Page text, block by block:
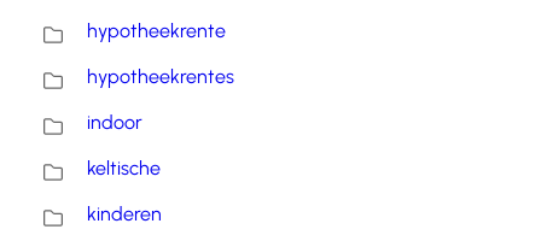
hypotheekrente
hypotheekrentes
indoor
keltische
kinderen